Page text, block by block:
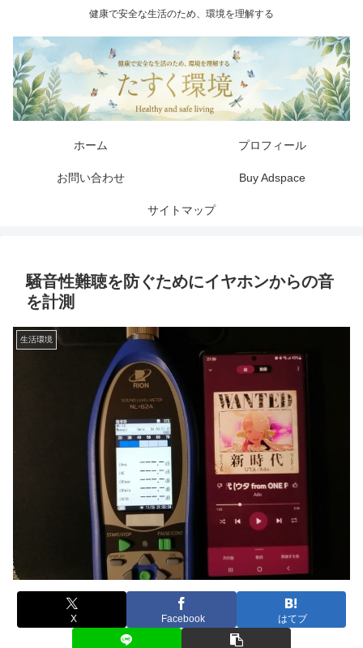
健康で安全な生活のため、環境を理解する
ホーム プロフィール
お問い合わせ Buy Adspace
サイトマップ
騒音性難聴を防ぐためにイヤホンからの音
を計測
生活環境
X Facebook はてブ